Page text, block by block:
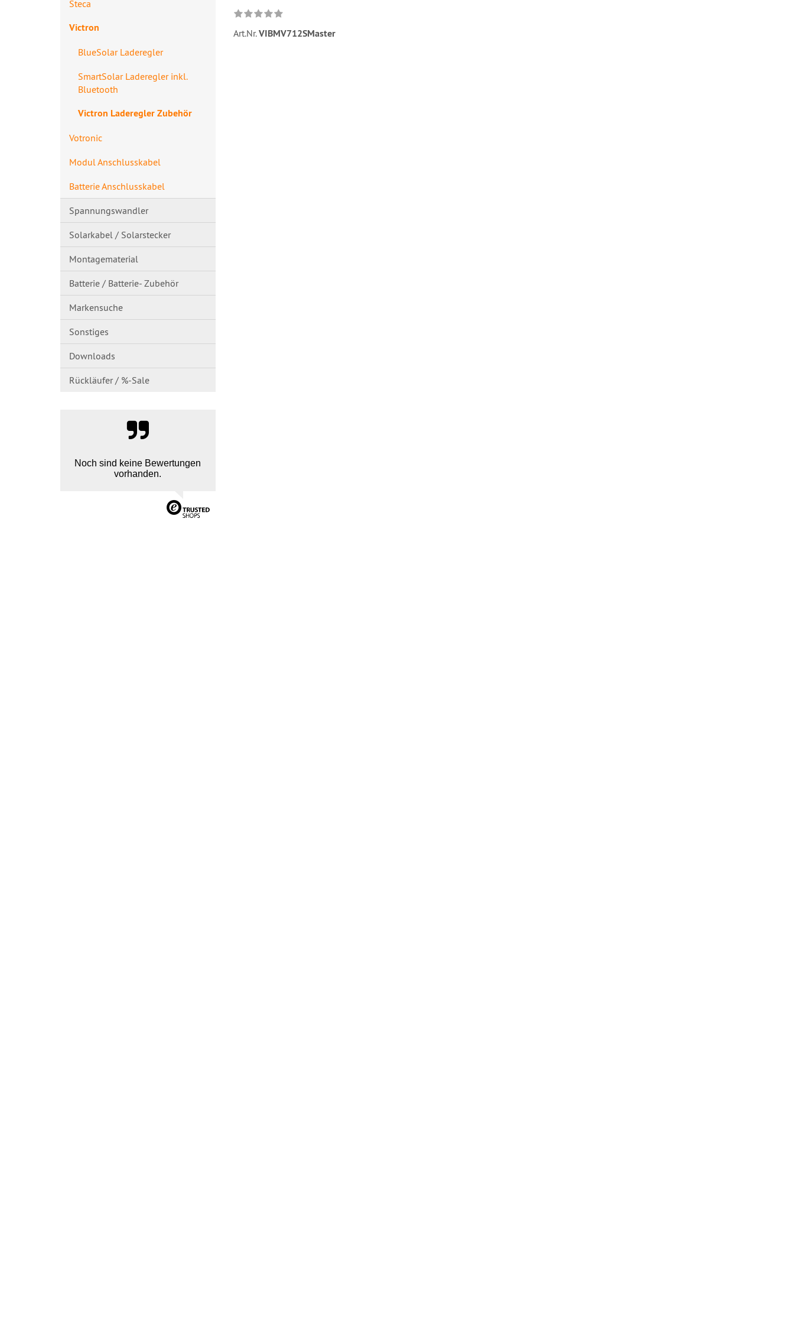
Art.Nr.VIBMV712SMaster
Steca
Victron
BlueSolar Laderegler
SmartSolar Laderegler inkl.
Bluetooth
Victron Laderegler Zubehör
Votronic
Modul Anschlusskabel
Batterie Anschlusskabel
Spannungswandl​er
Solarkabel / Solarstecker
Montagematerial
Batterie / Batterie- Zubehör
Markensuche
Sonstiges
Downloads
Rückläufer / %-Sale
Noch sind keine Bewertungen
vorhanden.